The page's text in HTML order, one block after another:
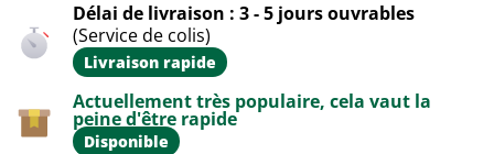
Délai de livraison : 3 - 5 jours ouvrables
(Service de colis)
Livraison rapide
Actuellement très populaire, cela vaut la
peine d'être rapide
Disponible